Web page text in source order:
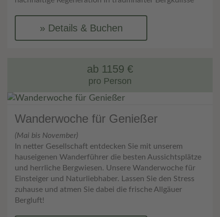
Details & Buchen
ab 1159 €
pro Person
Wanderwoche für Genießer
(Mai bis November)
In netter Gesellschaft entdecken Sie mit unserem
hauseigenen Wanderführer die besten Aussichtsplätze
und herrliche Bergwiesen. Unsere Wanderwoche für
Einsteiger und Naturliebhaber. Lassen Sie den Stress
zuhause und atmen Sie dabei die frische Allgäuer
Bergluft!